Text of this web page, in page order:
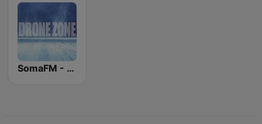
SomaFM - Drone Zone